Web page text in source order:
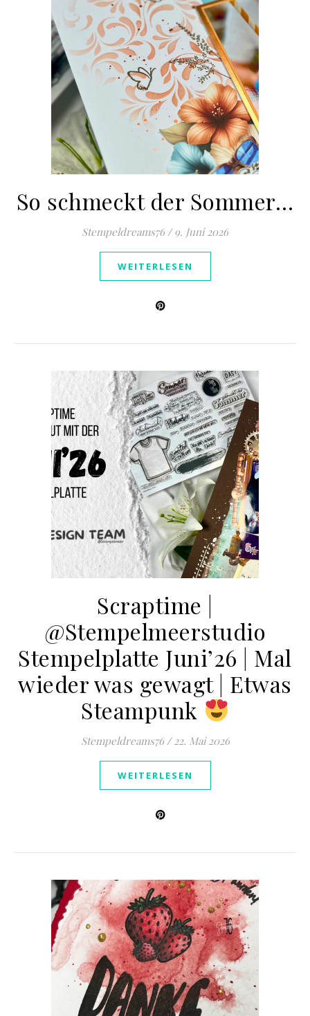
So schmeckt der Sommer…
Stempeldreams76 / 9. Juni 2026
WEITERLESEN
Scraptime |
@Stempelmeerstudio
Stempelplatte Juni’26 | Mal
wieder was gewagt | Etwas
Steampunk
Stempeldreams76 / 22. Mai 2026
WEITERLESEN